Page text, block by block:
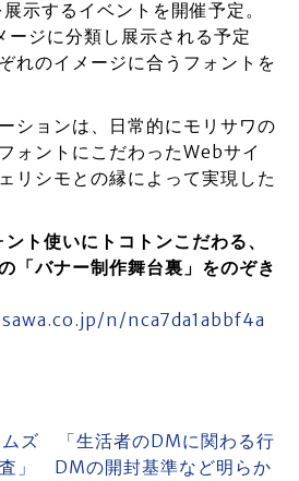
示するイベントを開催予定。
ージに分類し展示される予定
れのイメージに合うフォントを
ションは、日常的にモリサワの
ォントにこだわったWebサイ
リシモとの縁によって実現した
ト使いにトコトンこだわる、
「バナー制作舞台裏」をのぞき
n/nca7da1abbf4a
ムズ 「生活者のDMに関わる行
」 DMの開封基準など明らか